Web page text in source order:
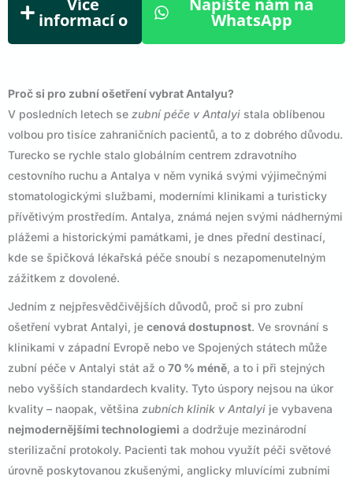
informací o WhatsApp
Proč si pro zubní ošetření vybrat Antalyu?
V posledních letech se zubní péče v Antalyi stala oblíbenou
volbou pro tisíce zahraničních pacientů, a to z dobrého důvodu.
Turecko se rychle stalo globálním centrem zdravotního
cestovního ruchu a Antalya v něm vyniká svými výjimečnými
stomatologickými službami, moderními klinikami a turisticky
přívětivým prostředím. Antalya, známá nejen svými nádhernými
plážemi a historickými památkami, je dnes přední destinací,
kde se špičková lékařská péče snoubí s nezapomenutelným
zážitkem z dovolené.
Jedním z nejpřesvědčivějších důvodů, proč si pro zubní
ošetření vybrat Antalyi, je cenová dostupnost. Ve srovnání s
klinikami v západní Evropě nebo ve Spojených státech může
zubní péče v Antalyi stát až o 70 % méně, a to i při stejných
nebo vyšších standardech kvality. Tyto úspory nejsou na úkor
kvality – naopak, většina zubních klinik v Antalyi je vybavena
nejmodernějšími technologiemi a dodržuje mezinárodní
sterilizační protokoly. Pacienti tak mohou využít péči světové
úrovně poskytovanou zkušenými, anglicky mluvícími zubními